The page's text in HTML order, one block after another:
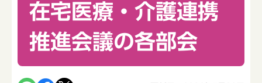
在宅医療・介護連携
推進会議の各部会